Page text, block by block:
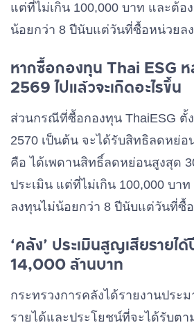
แต่ที่ไม่เกิน 100,000 บาท และต้อ
น้อยกว่า 8 ปีนับแต่วันที่ซื้อหน่วยล
หากซื้อกองทุน Thai ESG
2569 ไปแล้วจะเกิดอะไรขึ้น
ส่วนกรณีที่ซื้อกองทุน ThaiESG ตั้
2570 เป็นต้น จะได้รับสิทธิลดหย่
คือ ได้เพดานสิทธิ์ลดหย่อนสูงสุด
ประเมิน แต่ที่ไม่เกิน 100,000 บา
ลงทุนไม่น้อยกว่า 8 ปีนับแต่วันที่ซื้
‘คลัง’ ประเมินสูญเสียรายไ
14,000 ล้านบาท
กระทรวงการคลังได้รายงานประ
รายได้และประโยชน์ที่จะได้รับตา